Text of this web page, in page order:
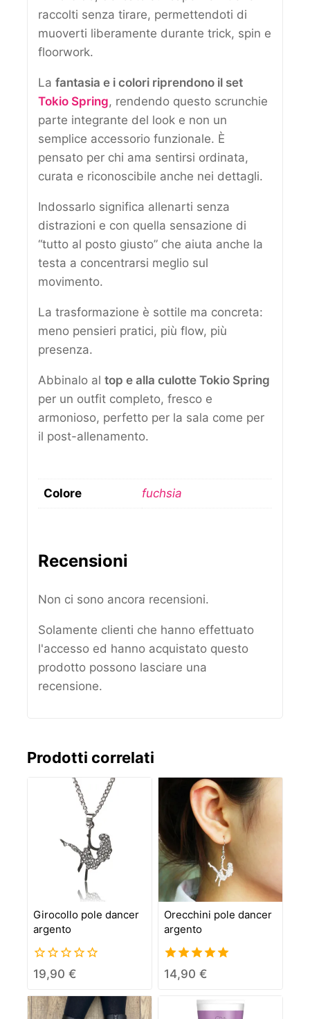
raccolti senza tirare, permettendoti di
muoverti liberamente durante trick, spin e
floorwork.
La fantasia e i colori riprendono il set
Tokio Spring, rendendo questo scrunchie
parte integrante del look e non un
semplice accessorio funzionale. È
pensato per chi ama sentirsi ordinata,
curata e riconoscibile anche nei dettagli.
Indossarlo significa allenarti senza
distrazioni e con quella sensazione di
“tutto al posto giusto” che aiuta anche la
testa a concentrarsi meglio sul
movimento.
La trasformazione è sottile ma concreta:
meno pensieri pratici, più flow, più
presenza.
Abbinalo al top e alla culotte Tokio Spring
per un outfit completo, fresco e
armonioso, perfetto per la sala come per
il post-allenamento.
Colore fuchsia
Recensioni
Non ci sono ancora recensioni.
Solamente clienti che hanno effettuato
l'accesso ed hanno acquistato questo
prodotto possono lasciare una
recensione.
Prodotti correlati
Girocollo pole dancer
argento
0
of
5
19,90 €
Orecchini pole dancer
argento
5.00
14,90 €